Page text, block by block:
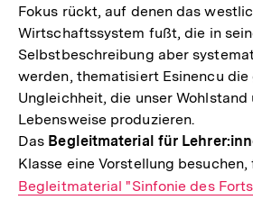
Fokus rückt, auf denen das
Wirtschaftssystem fußt, die in
Selbstbeschreibung aber
werden, thematisiert Esinencu die
Ungleichheit, die unser Wohlstand
Lebensweise produzieren.
Das Begleitmaterial für
Klasse eine Vorstellung besuchen,
Begleitmaterial "Sinfonie des